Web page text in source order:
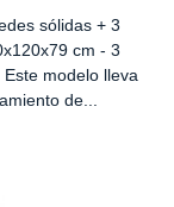
sólidas + 3
cm - 3
modelo lleva
de...